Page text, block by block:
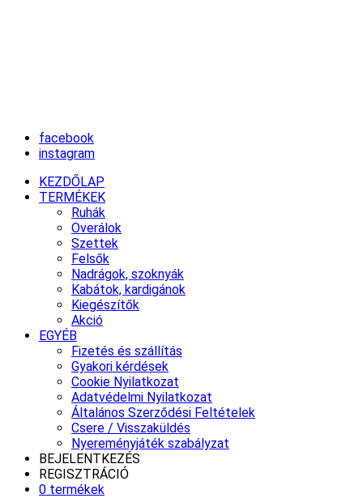
facebook
instagram
KEZDŐLAP
TERMÉKEK
Ruhák
Overálok
Szettek
Felsők
Nadrágok, szoknyák
Kabátok, kardigánok
Kiegészítők
Akció
EGYÉB
Fizetés és szállítás
Gyakori kérdések
Cookie Nyilatkozat
Adatvédelmi Nyilatkozat
Általános Szerződési Feltételek
Csere / Visszaküldés
Nyereményjáték szabályzat
BEJELENTKEZÉS
REGISZTRÁCIÓ
0 termékek